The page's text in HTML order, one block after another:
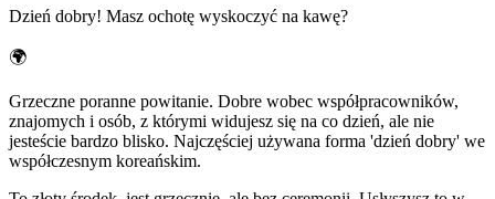
Dzień dobry! Masz ochotę wyskoczyć na kawę?
🌍
Grzeczne poranne powitanie. Dobre wobec współpracowników,
znajomych i osób, z którymi widujesz się na co dzień, ale nie
jesteście bardzo blisko. Najczęściej używana forma 'dzień dobry' we
współczesnym koreańskim.